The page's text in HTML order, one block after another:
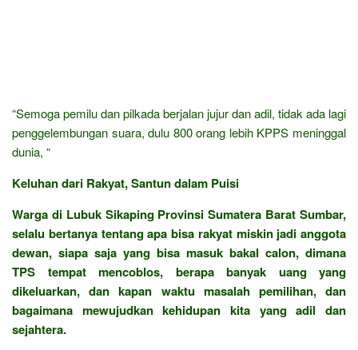
“Semoga pemilu dan pilkada berjalan jujur dan adil, tidak ada lagi
penggelembungan suara, dulu 800 orang lebih KPPS meninggal
dunia, “
Keluhan dari Rakyat, Santun dalam Puisi
Warga di Lubuk Sikaping Provinsi Sumatera Barat Sumbar,
selalu bertanya tentang apa bisa rakyat miskin jadi anggota
dewan, siapa saja yang bisa masuk bakal calon, dimana
TPS tempat mencoblos, berapa banyak uang yang
dikeluarkan, dan kapan waktu masalah pemilihan, dan
bagaimana mewujudkan kehidupan kita yang adil dan
sejahtera.